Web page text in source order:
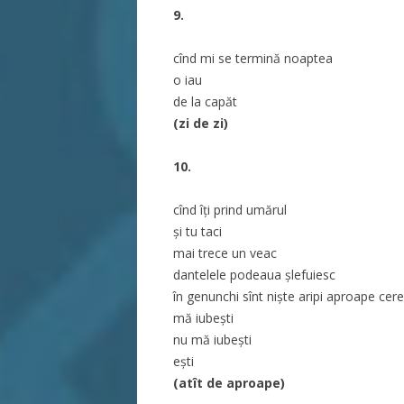
9.
cînd mi se termină noaptea
o iau
de la capăt
(zi de zi)
10.
cînd îți prind umărul
și tu taci
mai trece un veac
dantelele podeaua șlefuiesc
în genunchi sînt niște aripi aproape
mă iubești
nu mă iubești
ești
(atît de aproape)